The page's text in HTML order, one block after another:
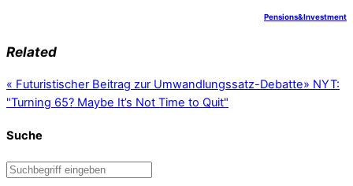
Pensions&Investment
Related
« Futuristischer Beitrag zur Umwandlungssatz-Debatte» NYT:
"Turning 65? Maybe It’s Not Time to Quit"
Suche